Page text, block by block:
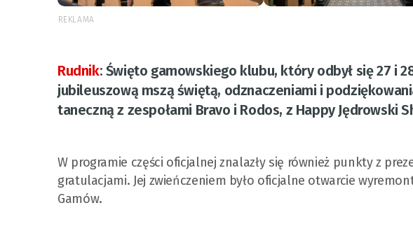
REKLAMA
Rudnik: Święto gamowskiego klubu, który odbył się 27 i
jubileuszową mszą świętą, odznaczeniami i
taneczną z zespołami Bravo i Rodos, z Happy Jędrowski
W programie części oficjalnej znalazły się również punkty z
gratulacjami. Jej zwieńczeniem było oficjalne otwarcie
Gamów.